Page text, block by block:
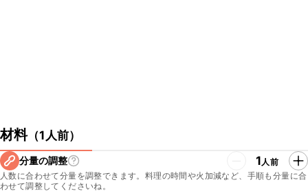
材料（1人前）
分量の調整 1人前
人数に合わせて分量を調整できます。料理の時間や火加減など、手順も分量に合
わせて調整してくださいね。